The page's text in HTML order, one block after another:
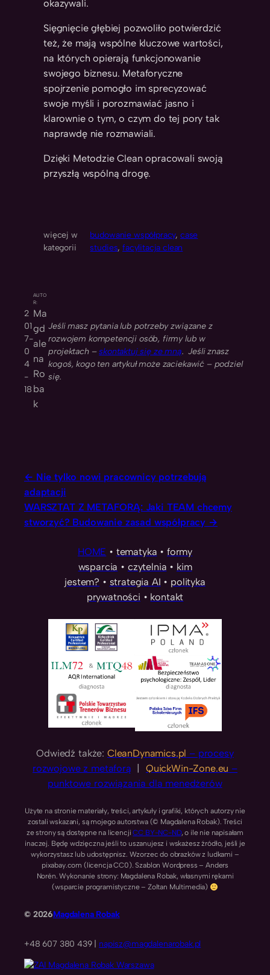
okazywali.
Sięgnięcie głębiej pozwoliło potwierdzić
też, że mają wspólne kluczowe wartości,
na których opierają funkcjonowanie
swojego biznesu. Metaforyczne
spojrzenie pomogło im sprecyzować
swoje myśli i porozmawiać jasno i
klarownie o tym, o czym do tej pory tak
naprawdę nie rozmawiali.
Dzięki Metodzie Clean opracowali swoją
przyszłą wspólną drogę.
więcej w
kategorii
budowanie współpracy, case
studies, facylitacja clean
2
01
7-
0
4
-
18
AUTO
R:
Ma
gd
ale
na
Ro
ba
k
Jeśli masz pytania lub potrzeby związane z
rozwojem kompetencji osób, firmy lub w
projektach –skontaktuj się ze mną. Jeśli znasz
kogoś, kogo ten artykuł może zaciekawić – podziel
się.
Nie tylko nowi pracownicy potrzebują
adaptacji
WARSZTAT Z METAFORĄ: Jaki TEAM chcemy
stworzyć? Budowanie zasad współpracy
HOME • tematyka • formy
wsparcia • czytelnia • kim
jestem? • strategia AI • polityka
prywatności • kontakt
Odwiedź także: CleanDynamics.pl – procesy
rozwojowe z metaforą
QuickWin-Zone.eu –
punktowe rozwiązania dla menedżerów
Użyte na stronie materiały, treści, artykuły i grafiki, których autorzy nie
zostali wskazani, są mojego autorstwa (© Magdalena Robak). Treści
ze strony są dostępne na licencjiCC BY-NC-ND, o ile nie napisałam
inaczej. Będę wdzięczna jeśli to uszanujesz i wskażesz źródło, jeśli je
wykorzystasz lub udostępnisz. Wzorzec do obrazków z ludkami –
pixabay.com (licencja CC0). Szablon Wordpress – Anders
Norén. Wykonanie strony: Magdalena Robak, własnymi rękami
(wsparcie programistyczne – Zoltan Multimedia)
© 2026Magdalena Robak
+48 607 380 439 | napisz@magdalenarobak.pl